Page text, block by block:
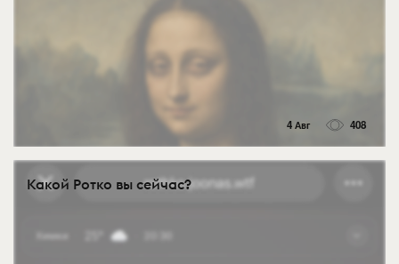
4 Авг 408
Какой Ротко вы сейчас?